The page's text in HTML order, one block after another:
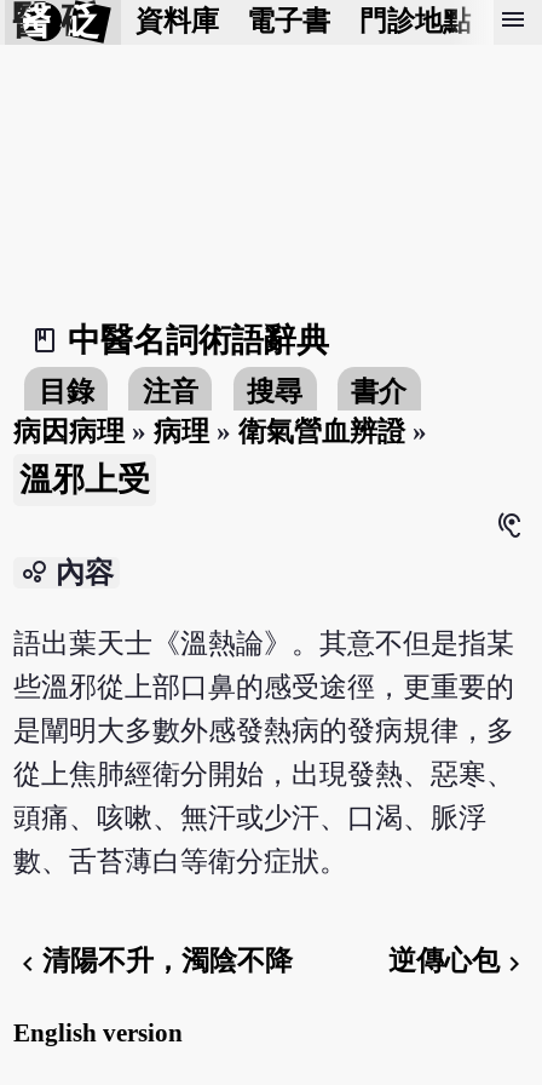
醫 砭 資料庫 電子書 門診地點 預
menu
book_2
中醫名詞術語辭典
目錄 注音 搜尋
書介
病因病理 »病理 »衛氣營血辨證»
溫邪上受
hearing
bubble_chart 內容
語出葉天士《溫熱論》。其意不但是指某
些溫邪從上部口鼻的感受途徑，更重要的
是闡明大多數外感發熱病的發病規律，多
從上焦肺經衛分開始，出現發熱、惡寒、
頭痛、咳嗽、無汗或少汗、口渴、脈浮
數、舌苔薄白等衛分症狀。
chevron_left清陽不升，濁陰不降 逆傳心包chevron_right
English version